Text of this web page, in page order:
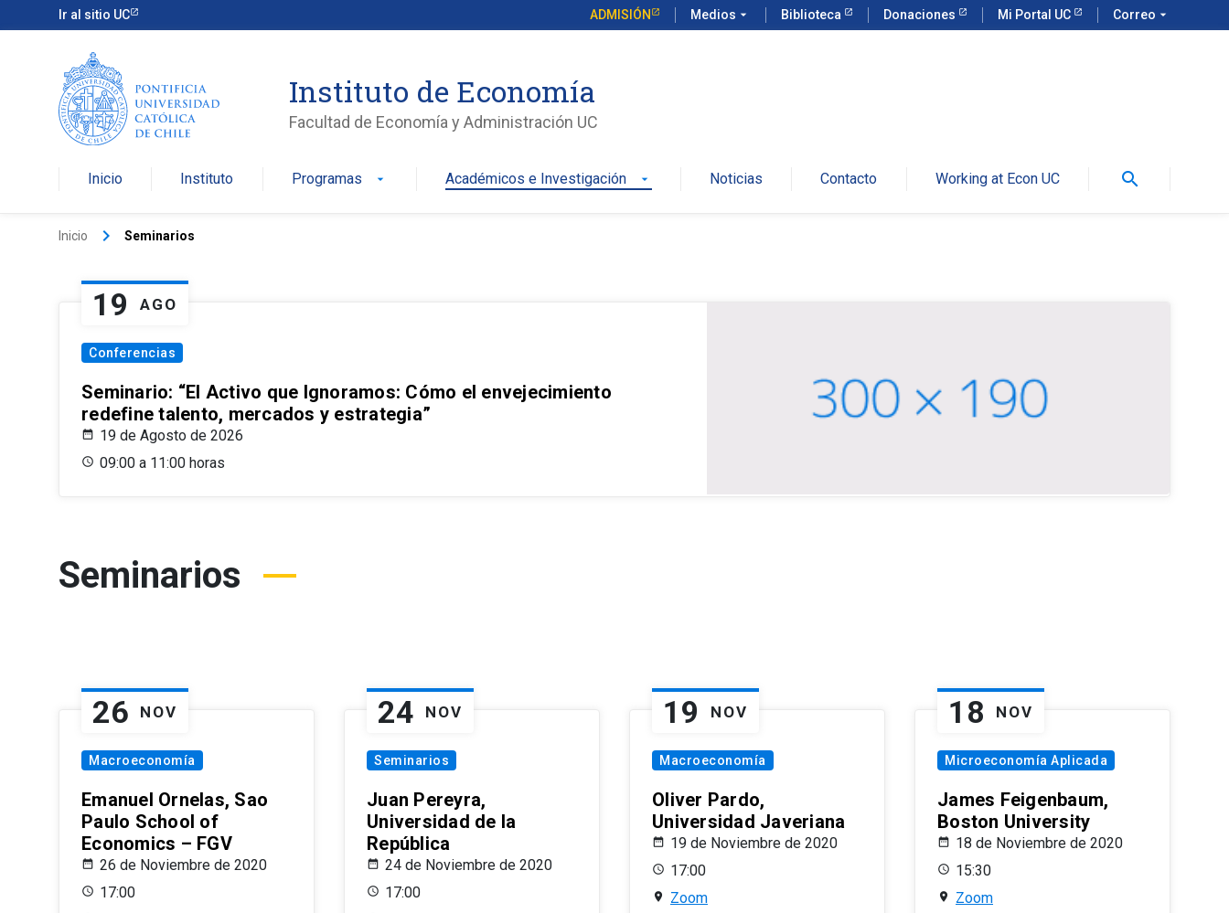
Ir al sitio UC ADMISIÓN Medios arrow_drop_down Biblioteca Donaciones Mi Portal UC Correo arrow_drop_down
Instituto de Economía
Facultad de Economía y Administración UC
Inicio Instituto Programas arrow_drop_down Académicos e Investigación arrow_drop_down Noticias Contacto Working at Econ UC search
Inicio keyboard_arrow_right Seminarios
19 AGO
Conferencias
Seminario: “El Activo que Ignoramos: Cómo el envejecimiento
redefine talento, mercados y estrategia”
19 de Agosto de 2026
09:00 a 11:00 horas
Seminarios
26 NOV
Macroeconomía
Emanuel Ornelas, Sao
Paulo School of
Economics – FGV
26 de Noviembre de 2020
17:00
24 NOV
Seminarios
Juan Pereyra,
Universidad de la
República
24 de Noviembre de 2020
17:00
19 NOV
Macroeconomía
Oliver Pardo,
Universidad Javeriana
19 de Noviembre de 2020
17:00
Zoom
18 NOV
Microeconomía Aplicada
James Feigenbaum,
Boston University
18 de Noviembre de 2020
15:30
Zoom